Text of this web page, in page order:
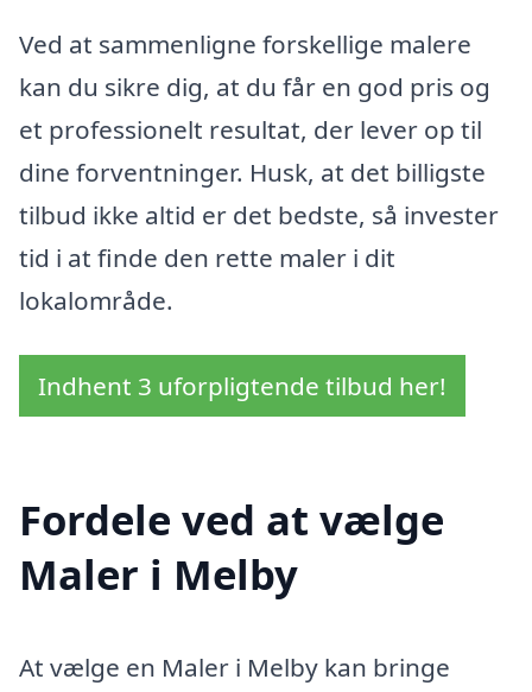
Ved at sammenligne forskellige malere
kan du sikre dig, at du får en god pris og
et professionelt resultat, der lever op til
dine forventninger. Husk, at det billigste
tilbud ikke altid er det bedste, så invester
tid i at finde den rette maler i dit
lokalområde.
Indhent 3 uforpligtende tilbud her!
Fordele ved at vælge
Maler i Melby
At vælge en Maler i Melby kan bringe